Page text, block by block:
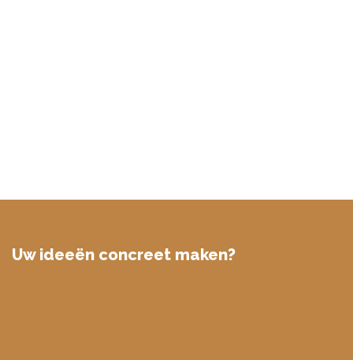
Uw ideeën concreet maken?